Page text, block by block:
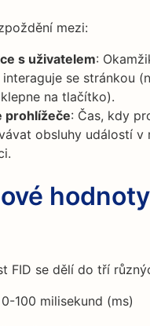
mezi:
s uživatelem:
se stránkou
na tlačítko).
prohlížeče: Čas, kdy
obsluhy událostí v
FID se dělí do tří
0-100 milisekund (ms)